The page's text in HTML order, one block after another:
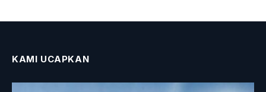
KAMI UCAPKAN